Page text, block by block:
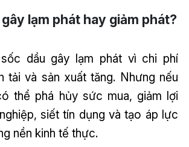
lạm phát hay giảm phát?
dầu gây lạm phát vì chi phí
tải và sản xuất tăng. Nhưng nếu
thể phá hủy sức mua, giảm lợi
siết tín dụng và tạo áp lực
nền kinh tế thực.